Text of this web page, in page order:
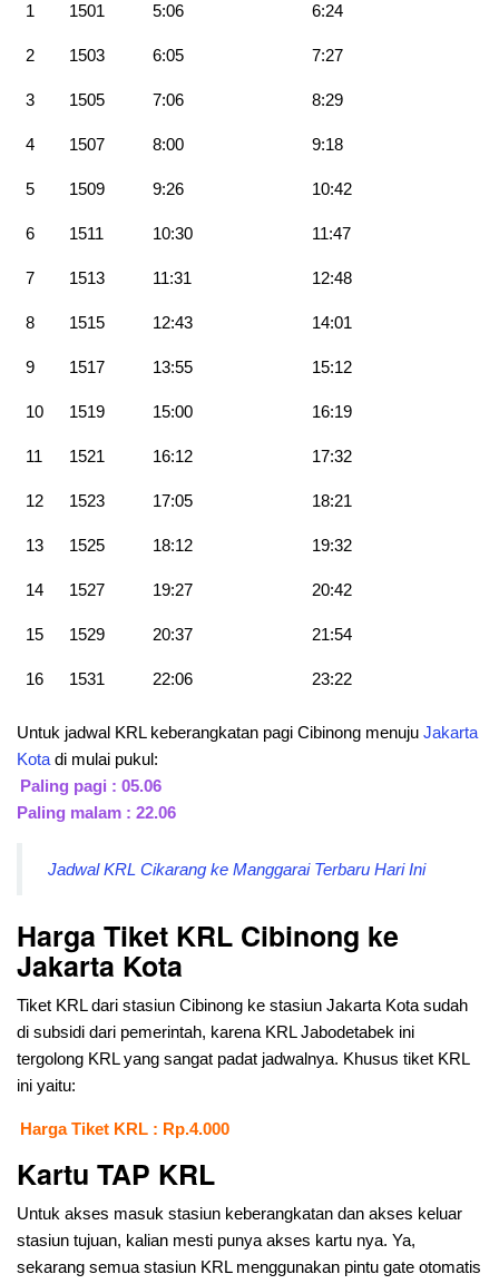
1 1501 5:06 6:24
2 1503 6:05 7:27
3 1505 7:06 8:29
4 1507 8:00 9:18
5 1509 9:26 10:42
6 1511 10:30 11:47
7 1513 11:31 12:48
8 1515 12:43 14:01
9 1517 13:55 15:12
10 1519 15:00 16:19
11 1521 16:12 17:32
12 1523 17:05 18:21
13 1525 18:12 19:32
14 1527 19:27 20:42
15 1529 20:37 21:54
16 1531 22:06 23:22
Untuk jadwal KRL keberangkatan pagi Cibinong menuju Jakarta
Kota di mulai pukul:
Paling pagi : 05.06
Paling malam : 22.06
Jadwal KRL Cikarang ke Manggarai Terbaru Hari Ini
Harga Tiket KRL Cibinong ke
Jakarta Kota
Tiket KRL dari stasiun Cibinong ke stasiun Jakarta Kota sudah
di subsidi dari pemerintah, karena KRL Jabodetabek ini
tergolong KRL yang sangat padat jadwalnya. Khusus tiket KRL
ini yaitu:
Harga Tiket KRL : Rp.4.000
Kartu TAP KRL
Untuk akses masuk stasiun keberangkatan dan akses keluar
stasiun tujuan, kalian mesti punya akses kartu nya. Ya,
sekarang semua stasiun KRL menggunakan pintu gate otomatis